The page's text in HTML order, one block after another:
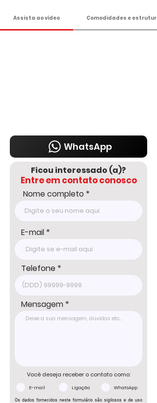
-Piscina com pergolado e deck;
-Poço caipira;
-100% da casa com energia solar;
DELMASSO IMÓVEIS - DESDE 1980
Tel: 15 3241.2846
WhatsApp: 15 98178-0158
www.delmassoimoveis.com.br
Assista ao vídeo Comodidades e estrutura
WhatsApp
Ficou interessado (a)?
Entre em contato conosco
Nome completo
E-mail
Telefone
Mensagem
Você deseja receber o contato como:
E-mail Ligação WhatsApp
Os dados fornecidos neste formulário são sigilosos e de uso